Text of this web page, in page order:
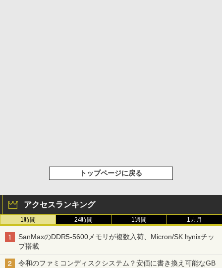
トップページに戻る
アクセスランキング
1時間 24時間 1週間 1カ月
SanMaxのDDR5-5600メモリが複数入荷、Micron/SK hynixチッ
プ搭載
令和のファミコンディスクシステム？安価に書き換え可能なGB